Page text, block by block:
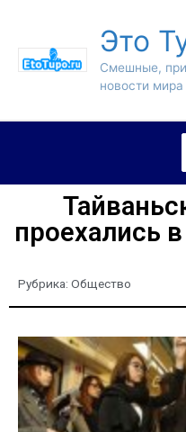
Это
Смешные,
новости мира
проехались
Рубрика: Общество